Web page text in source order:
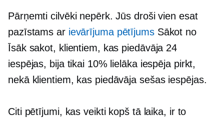
Pārņemti cilvēki nepērk. Jūs droši vien esat
pazīstams ar ievārījuma pētījumsSākot no
Īsāk sakot, klientiem, kas piedāvāja 24
iespējas, bija tikai 10% lielāka iespēja pirkt,
nekā klientiem, kas piedāvāja sešas iespējas.
Citi pētījumi, kas veikti kopš tā laika, ir to